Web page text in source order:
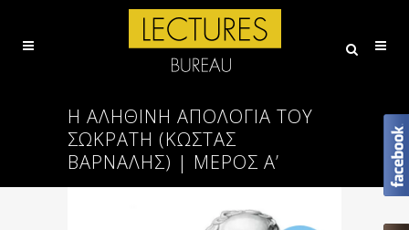
Η ΑΛΗΘΙΝΉ ΑΠΟΛΟΓΊΑ ΤΟΥ
ΣΩΚΡΆΤΗ (ΚΩΣΤΑΣ
ΒΑΡΝΑΛΗΣ) | ΜΈΡΟΣ Α’